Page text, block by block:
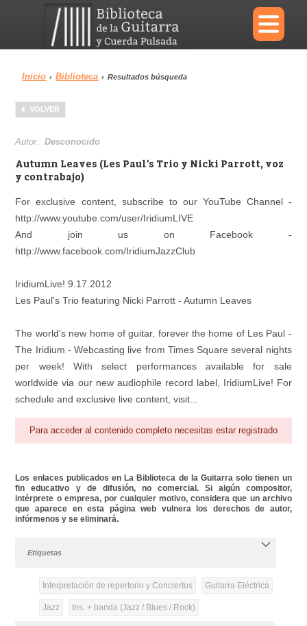
×
Menu
Biblioteca
Inicio › Biblioteca › Resultados búsqueda
VOLVER
Autor:Desconocido
Autumn Leaves (Les Paul's Trio y Nicki Parrott, voz
y contrabajo)
For exclusive content, subscribe to our YouTube Channel -
http://www.youtube.com/user/IridiumLIVE
And join us on Facebook -
http://www.facebook.com/IridiumJazzClub
IridiumLive! 9.17.2012
Les Paul's Trio featuring Nicki Parrott - Autumn Leaves
The world's new home of guitar, forever the home of Les Paul -
The Iridium - Webcasting live from Times Square several nights
per week! With select performances available for sale
worldwide via our new audiophile record label, IridiumLive! For
schedule and exclusive live content, visit...
Para acceder al contenido completo necesitas estar registrado
Los enlaces publicados en La Biblioteca de la Guitarra solo tienen un
fin educativo y de difusión, no comercial. Si algún compositor,
intérprete o empresa, por cualquier motivo, considera que un archivo
que aparece en esta página web vulnera los derechos de autor,
infórmenos y se eliminará.
Etiquetas
Interpretación de repertorio y Conciertos Guitarra Eléctrica
Jazz Ins. + banda (Jazz / Blues / Rock)